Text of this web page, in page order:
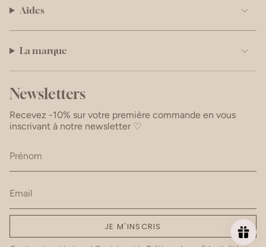
Aides
La marque
Newsletters
Recevez -10% sur votre première commande en vous
inscrivant à notre newsletter ♡
JE M'INSCRIS